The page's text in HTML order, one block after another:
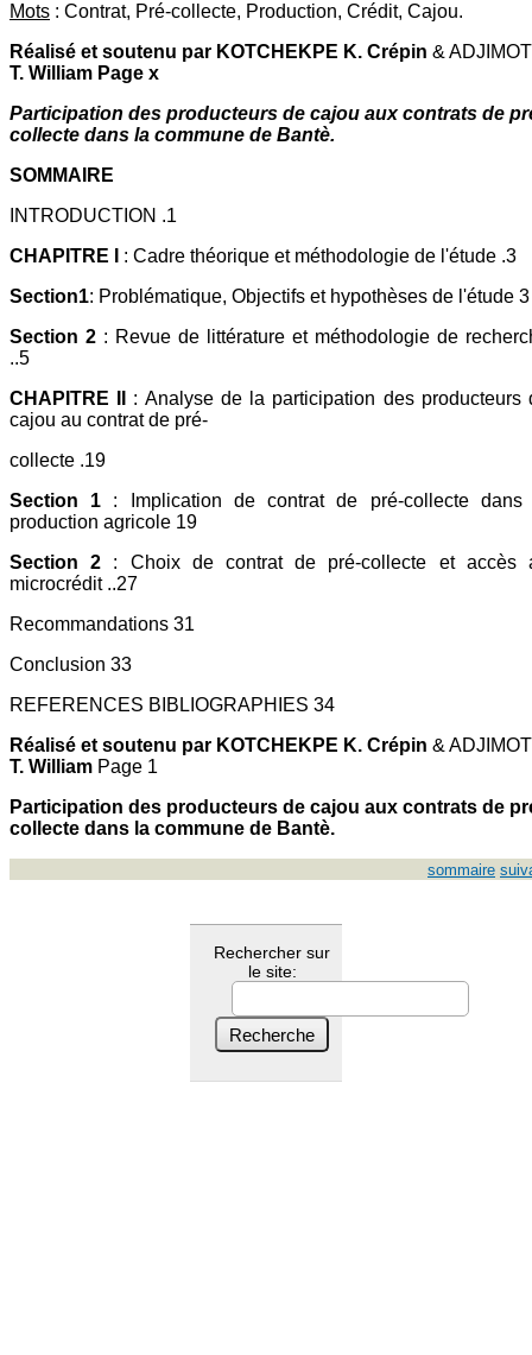
Mots : Contrat, Pré-collecte, Production, Crédit, Cajou.
Réalisé et soutenu par KOTCHEKPE K. Crépin &
T. William Page x
Participation des producteurs de cajou aux contrats de
collecte dans la commune de Bantè.
SOMMAIRE
INTRODUCTION .1
CHAPITRE I : Cadre théorique et méthodologie de l'étude .3
Section1: Problématique, Objectifs et hypothèses de l'étude 3
Section 2 : Revue de littérature et méthodologie de
..5
CHAPITRE II : Analyse de la participation des producteurs
cajou au contrat de pré-
collecte .19
Section 1 : Implication de contrat de pré-collecte dans
production agricole 19
Section 2 : Choix de contrat de pré-collecte et accès
microcrédit ..27
Recommandations 31
Conclusion 33
REFERENCES BIBLIOGRAPHIES 34
Réalisé et soutenu par KOTCHEKPE K. Crépin &
T. William Page 1
Participation des producteurs de cajou aux contrats de
collecte dans la commune de Bantè.
sommaire
Rechercher sur
le site: